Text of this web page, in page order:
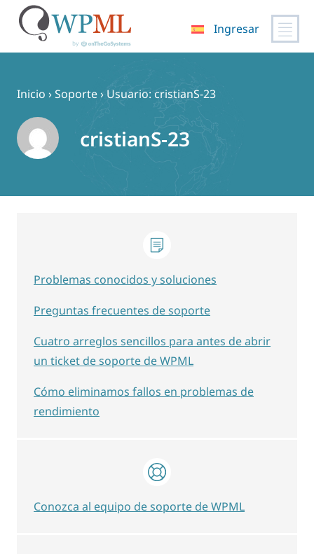
contenido
Ingresar
Inicio ›Soporte› Usuario: cristianS-23
cristianS-23
Problemas conocidos y soluciones
Preguntas frecuentes de soporte
Cuatro arreglos sencillos para antes de abrir
un ticket de soporte de WPML
Cómo eliminamos fallos en problemas de
rendimiento
Conozca al equipo de soporte de WPML